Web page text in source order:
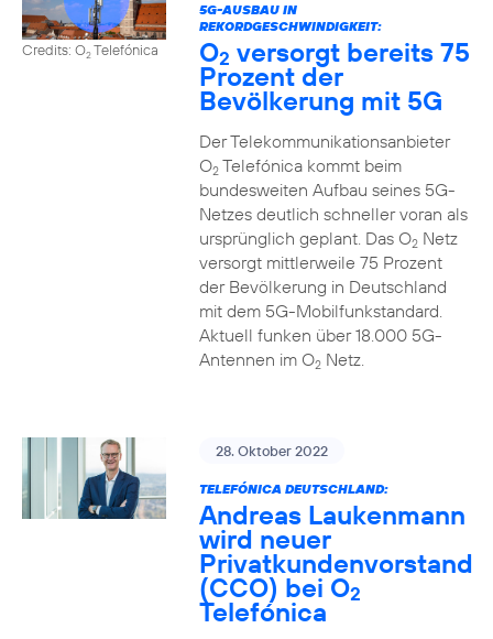
Credits: O2Telefónica
5G-AUSBAU IN
REKORDGESCHWINDIGKEIT:
O2 versorgt bereits 75
Prozent der
Bevölkerung mit 5G
Der Telekommunikationsanbieter
O2Telefónica kommt beim
bundesweiten Aufbau seines 5G-
Netzes deutlich schneller voran als
ursprünglich geplant. Das O2Netz
versorgt mittlerweile 75 Prozent
der Bevölkerung in Deutschland
mit dem 5G-Mobilfunkstandard.
Aktuell funken über 18.000 5G-
Antennen im O2Netz.
28. Oktober 2022
TELEFÓNICA DEUTSCHLAND:
Andreas Laukenmann
wird neuer
Privatkundenvorstand
(CCO) bei O2
Telefónica